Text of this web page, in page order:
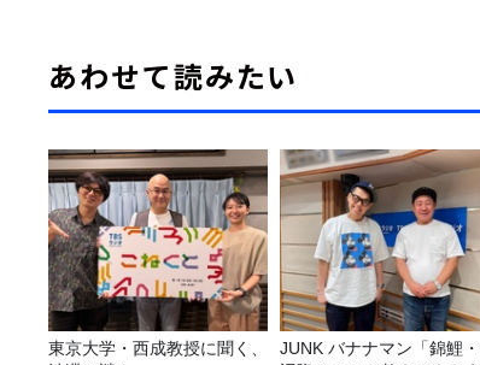
あわせて読みたい
東京大学・西成教授に聞く、
JUNK バナナマン「錦鯉・渡